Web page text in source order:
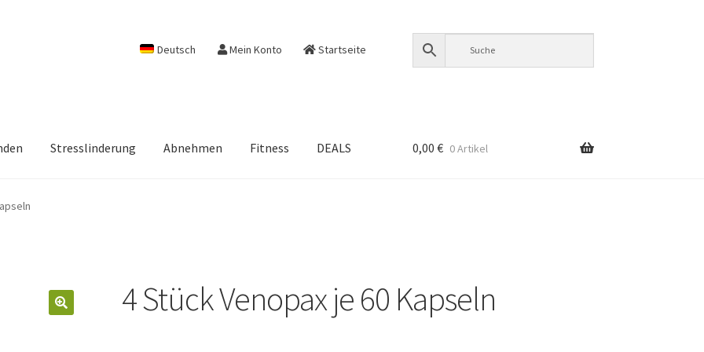
Deutsch Mein Konto Startseite
Stresslinderung Abnehmen Fitness DEALS 0,00 € 0 Artikel
4 Stück Venopax je 60 Kapseln